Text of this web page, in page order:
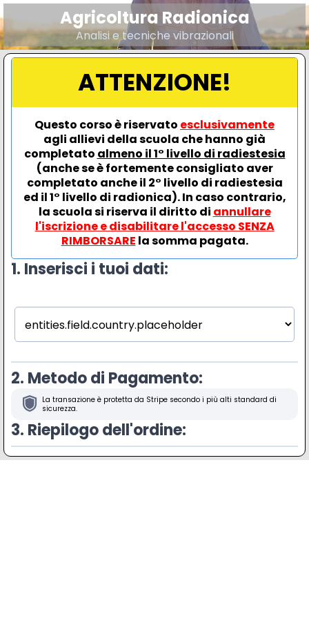
Agricoltura Radionica
Analisi e tecniche vibrazionali
ATTENZIONE!
Questo corso è riservato esclusivamente
agli allievi della scuola che hanno già
completato almeno il 1° livello di radiestesia
(anche se è fortemente consigliato aver
completato anche il 2° livello di radiestesia
ed il 1° livello di radionica). In caso contrario,
la scuola si riserva il diritto di annullare
l'iscrizione e disabilitare l'accesso SENZA
RIMBORSARE la somma pagata.
1. Inserisci i tuoi dati:
2. Metodo di Pagamento:
La transazione è protetta da Stripe secondo i più alti standard di
sicurezza.
3. Riepilogo dell'ordine: